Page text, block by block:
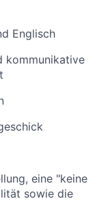
Englisch
kommunikative
eine "keine
sowie die